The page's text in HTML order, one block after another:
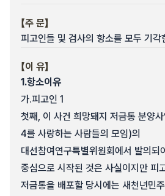
【주 문】
피고인들 및 검사의 항소를 모두 기각
【이 유】
1.항소이유
가.피고인 1
첫째, 이 사건 희망돼지 저금통 분양
4를 사랑하는 사람들의 모임)의
대선참여연구특별위원회에서 발의되
중심으로 시작된 것은 사실이지만 피
저금통을 배포할 당시에는 새천년민